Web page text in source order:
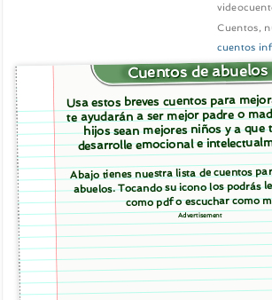
Cuentos,
cuentos
Cuentos de abuelos
Usa estos breves cuentos para
te ayudarán a ser mejor padre o
hijos sean mejores niños y a que
desarrolle emocional e
Abajo tienes nuestra lista de cuentos
abuelos. Tocando su icono los podrás
como pdf o escuchar como
Advertisement